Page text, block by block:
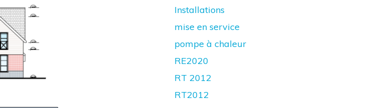
Installations
mise en service
pompe à chaleur
RE2020
RT 2012
RT2012